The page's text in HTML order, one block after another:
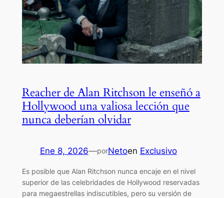
Reacher de Alan Ritchson le enseñó a
Hollywood una valiosa lección que
nunca deberían olvidar
Ene 8, 2026—porNetoen Exclusivo
Es posible que Alan Ritchson nunca encaje en el nivel
superior de las celebridades de Hollywood reservadas
para megaestrellas indiscutibles, pero su versión de